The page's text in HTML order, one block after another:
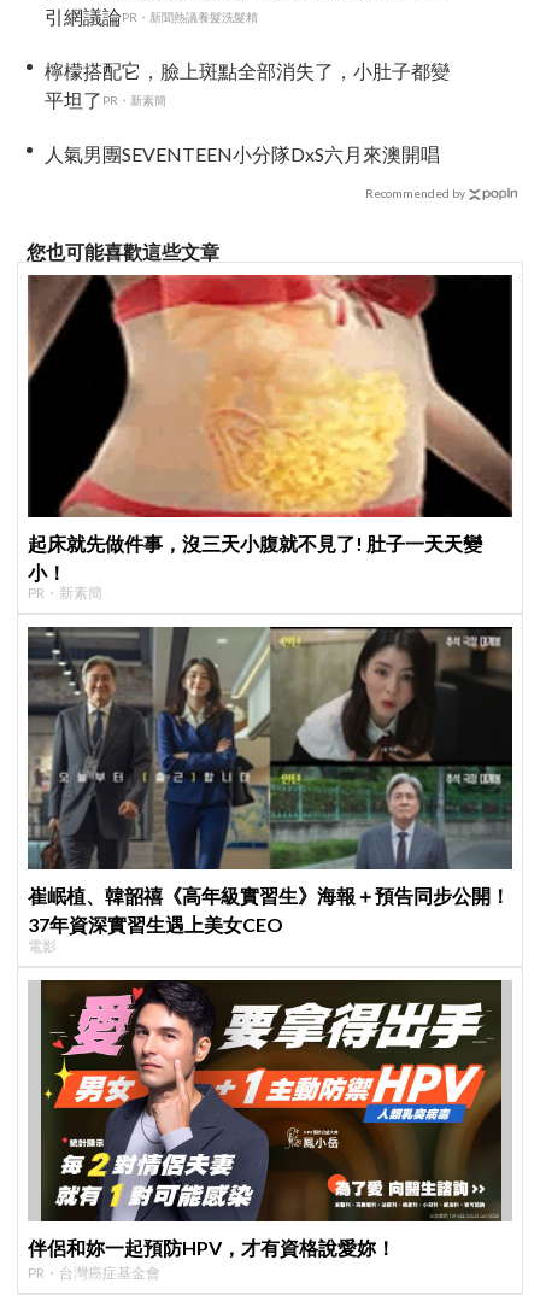
引網議論PR・新聞熱議養髮洗髮精
檸檬搭配它，臉上斑點全部消失了，小肚子都變
平坦了 PR・新素簡
人氣男團SEVENTEEN小分隊DxS六月來澳開唱
Recommended by
您也可能喜歡這些文章
起床就先做件事，沒三天小腹就不見了! 肚子一天天變
小！
PR・新素簡
崔岷植、韓韶禧《高年級實習生》海報＋預告同步公開！
37年資深實習生遇上美女CEO
電影
伴侶和妳一起預防HPV，才有資格說愛妳！
PR・台灣癌症基金會